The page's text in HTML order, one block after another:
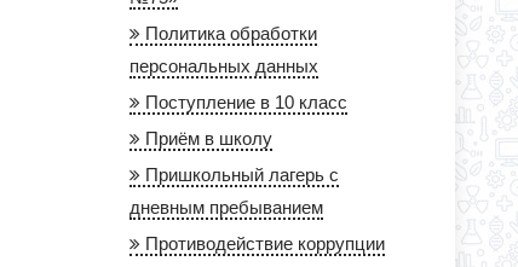
Политика обработки
персональных данных
Поступление в 10 класс
Приём в школу
Пришкольный лагерь с
дневным пребыванием
Противодействие коррупции